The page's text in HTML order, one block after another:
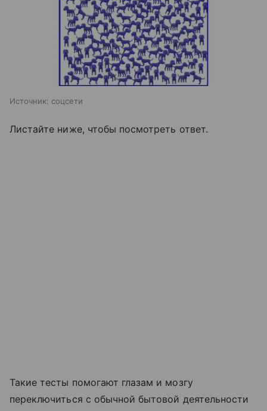
Источник: соцсети
Листайте ниже, чтобы посмотреть ответ.
Такие тесты помогают глазам и мозгу
переключиться с обычной бытовой деятельности